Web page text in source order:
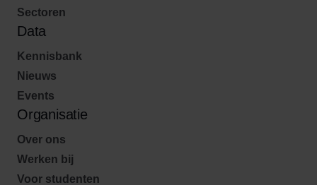
Sectoren
Data
Kennisbank
Nieuws
Events
Organisatie
Over ons
Werken bij
Voor studenten